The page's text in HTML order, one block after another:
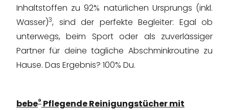
Inhaltstoffen zu 92% natürlichen Ursprungs (inkl.
Wasser)3, sind der perfekte Begleiter: Egal ob
unterwegs, beim Sport oder als zuverlässiger
Partner für deine tägliche Abschminkroutine zu
Hause. Das Ergebnis? 100% Du.
bebe® Pflegende Reinigungstücher mit